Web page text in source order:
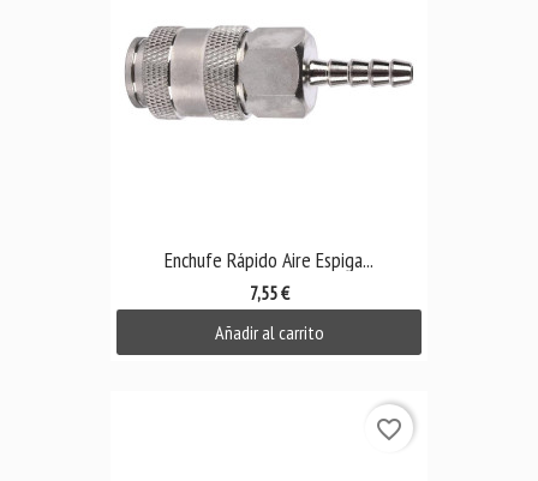
Enchufe Rápido Aire Espiga...
7,55 €
Añadir al carrito
favorite_border